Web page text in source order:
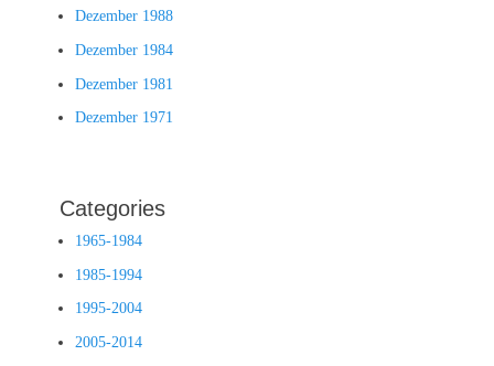
Dezember 1988
Dezember 1984
Dezember 1981
Dezember 1971
Categories
1965-1984
1985-1994
1995-2004
2005-2014